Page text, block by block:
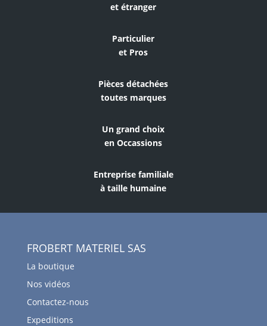
et étranger
Particulier
et Pros
Pièces détachées
toutes marques
Un grand choix
en Occassions
Entreprise familiale
à taille humaine
FROBERT MATERIEL SAS
La boutique
Nos vidéos
Contactez-nous
Expeditions